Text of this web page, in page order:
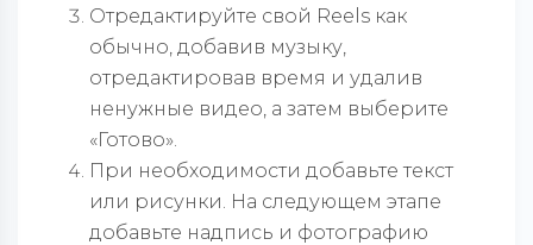
Отредактируйте свой Reels как
обычно, добавив музыку,
отредактировав время и удалив
ненужные видео, а затем выберите
«Готово».
При необходимости добавьте текст
или рисунки. На следующем этапе
добавьте надпись и фотографию